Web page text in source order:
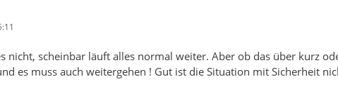
nicht, scheinbar läuft alles normal weiter. Aber ob das über kurz
es muss auch weitergehen ! Gut ist die Situation mit Sicherheit